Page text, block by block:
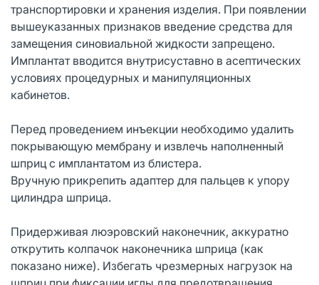
транспортировки и хранения изделия. При появлении
вышеуказанных признаков введение средства для
замещения синовиальной жидкости запрещено.
Имплантат вводится внутрисуставно в асептических
условиях процедурных и манипуляционных
кабинетов.
Перед проведением инъекции необходимо удалить
покрывающую мембрану и извлечь наполненный
шприц с имплантатом из блистера.
Вручную прикрепить адаптер для пальцев к упору
цилиндра шприца.
Придерживая люэровский наконечник, аккуратно
открутить колпачок наконечника шприца (как
показано ниже). Избегать чрезмерных нагрузок на